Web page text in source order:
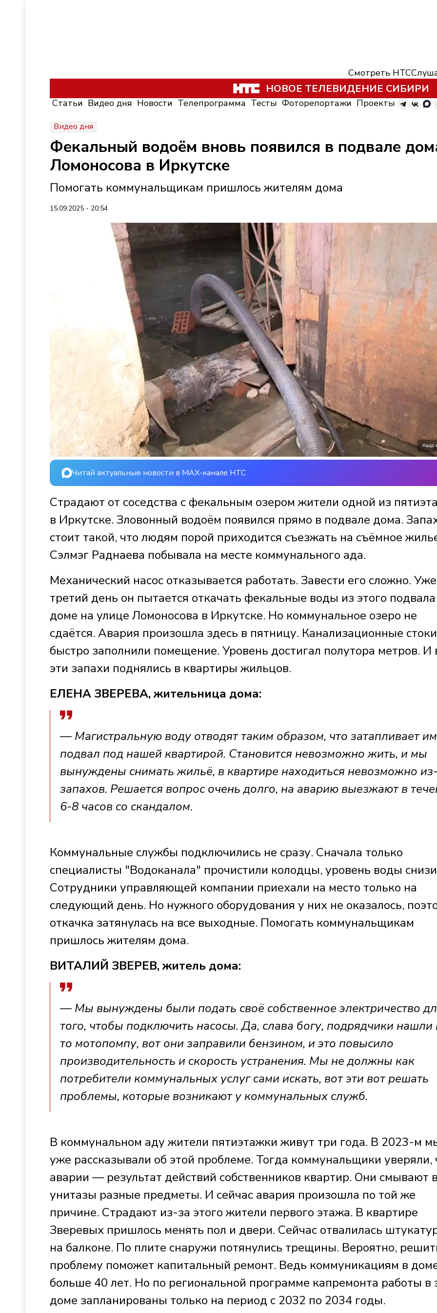
Смотреть НТС
НОВОЕ ТЕЛЕВИДЕНИЕ СИБИРИ
Статьи Видео дня Новости Телепрограмма Тесты Фоторепортажи Проекты
Видео дня
Фекальный водоём вновь появился в подвале
Ломоносова в Иркутске
Помогать коммунальщикам пришлось жителям дома
15.09.2025 - 20:54
Кадр
Читай актуальные новости в MAX-канале НТС
Страдают от соседства с фекальным озером жители одной из
в Иркутске. Зловонный водоём появился прямо в подвале дома.
стоит такой, что людям порой приходится съезжать на съёмное
Сэлмэг Раднаева побывала на месте коммунального ада.
Механический насос отказывается работать. Завести его сложно. Уже
третий день он пытается откачать фекальные воды из этого
доме на улице Ломоносова в Иркутске. Но коммунальное озеро не
сдаётся. Авария произошла здесь в пятницу. Канализационные стоки
быстро заполнили помещение. Уровень достигал полутора метров. И
эти запахи поднялись в квартиры жильцов.
ЕЛЕНА ЗВЕРЕВА, жительница дома:
— Магистральную воду отводят таким образом, что затапливает
подвал под нашей квартирой. Становится невозможно жить, и мы
вынуждены снимать жильё, в квартире находиться невозможно
запахов. Решается вопрос очень долго, на аварию выезжают в
6-8 часов со скандалом.
Коммунальные службы подключились не сразу. Сначала только
специалисты "Водоканала" прочистили колодцы, уровень воды
Сотрудники управляющей компании приехали на место только на
следующий день. Но нужного оборудования у них не оказалось,
откачка затянулась на все выходные. Помогать коммунальщикам
пришлось жителям дома.
ВИТАЛИЙ ЗВЕРЕВ, житель дома:
— Мы вынуждены были подать своё собственное электричество
того, чтобы подключить насосы. Да, слава богу, подрядчики нашли
то мотопомпу, вот они заправили бензином, и это повысило
производительность и скорость устранения. Мы не должны как
потребители коммунальных услуг сами искать, вот эти вот решать
проблемы, которые возникают у коммунальных служб.
В коммунальном аду жители пятиэтажки живут три года. В 2023-м
уже рассказывали об этой проблеме. Тогда коммунальщики уверяли,
аварии — результат действий собственников квартир. Они смывают в
унитазы разные предметы. И сейчас авария произошла по той же
причине. Страдают из-за этого жители первого этажа. В квартире
Зверевых пришлось менять пол и двери. Сейчас отвалилась
на балконе. По плите снаружи потянулись трещины. Вероятно,
проблему поможет капитальный ремонт. Ведь коммуникациям в
больше 40 лет. Но по региональной программе капремонта работы в
доме запланированы только на период с 2032 по 2034 годы.